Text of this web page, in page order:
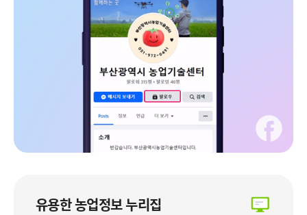
유용한 농업정보 누리집